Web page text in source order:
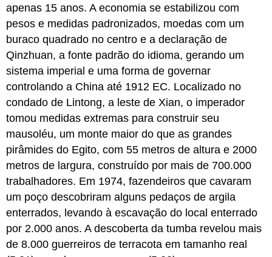
de
Qin
em
Age
of
apenas 15 anos. A economia se estabilizou com
pesos e medidas padronizados, moedas com um
buraco quadrado no centro e a declaração de
Qinzhuan, a fonte padrão do idioma, gerando um
sistema imperial e uma forma de governar
controlando a China até 1912 EC. Localizado no
condado de Lintong, a leste de Xian, o imperador
tomou medidas extremas para construir seu
mausoléu, um monte maior do que as grandes
pirâmides do Egito, com 55 metros de altura e 2000
metros de largura, construído por mais de 700.000
trabalhadores. Em 1974, fazendeiros que cavaram
um poço descobriram alguns pedaços de argila
enterrados, levando à escavação do local enterrado
por 2.000 anos. A descoberta da tumba revelou mais
de 8.000 guerreiros de terracota em tamanho real